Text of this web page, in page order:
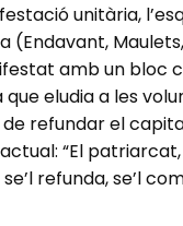
unitària,
Maulets,
amb un bloc
eludia a les
refundar el
“El
refunda, se’l